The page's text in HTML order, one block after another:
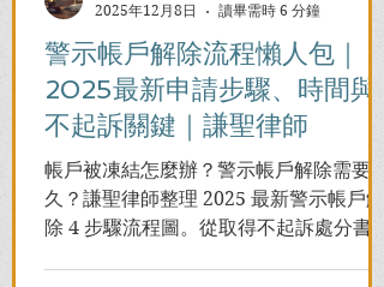
警示帳戶解除流程懶人包｜
2025最新申請步驟、時間與
不起訴關鍵｜謙聖律師
帳戶被凍結怎麼辦？警示帳戶解除需要多
久？謙聖律師整理 2025 最新警示帳戶解
除 4 步驟流程圖。從取得不起訴處分書到
2025年12月8日
讀畢需時 6 分鐘